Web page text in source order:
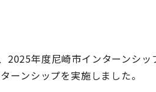
2025年度尼崎市インターンシ
ーンシップを実施しました。